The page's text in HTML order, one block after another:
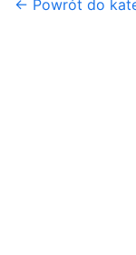
← Powrót do